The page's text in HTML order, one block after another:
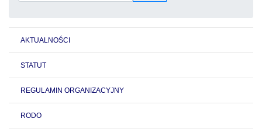
AKTUALNOŚCI
STATUT
REGULAMIN ORGANIZACYJNY
RODO